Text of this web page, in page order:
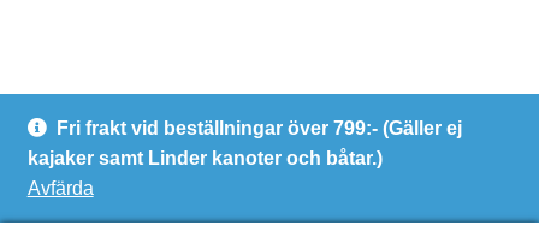
Fri frakt vid beställningar över 799:- (Gäller ej
kajaker samt Linder kanoter och båtar.)
Avfärda
© Kanotcentrum Göteborg AB
Integritetspolicy